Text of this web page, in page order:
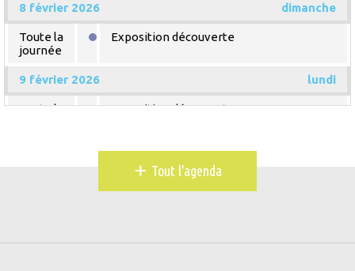
8 février 2026 dimanche
Toute la
journée
Exposition découverte
9 février 2026 lundi
Toute la
Exposition découverte
10 février 2026
Exposition découverte
+ Tout l'agenda